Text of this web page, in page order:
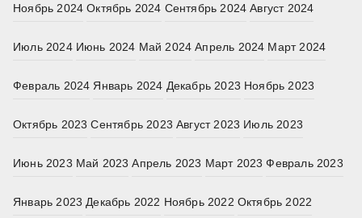
Ноябрь 2024 Октябрь 2024 Сентябрь 2024 Август 2024
Июль 2024 Июнь 2024 Май 2024 Апрель 2024 Март 2024
Февраль 2024 Январь 2024 Декабрь 2023 Ноябрь 2023
Октябрь 2023 Сентябрь 2023 Август 2023 Июль 2023
Июнь 2023 Май 2023 Апрель 2023 Март 2023 Февраль 2023
Январь 2023 Декабрь 2022 Ноябрь 2022 Октябрь 2022